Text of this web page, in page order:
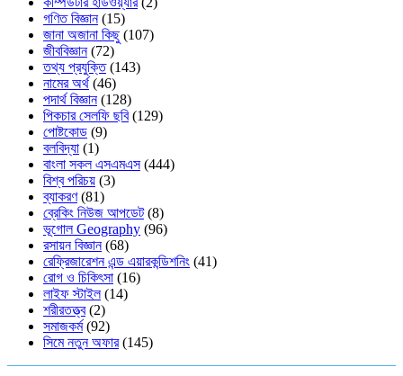
গণিত বিজ্ঞান(15)
জানা অজানা কিছু(107)
জীববিজ্ঞান(72)
তথ্য প্রযুক্তি(143)
নামের অর্থ (46)
পদার্থ বিজ্ঞান(128)
পিকচার সেলফি ছবি(129)
পোষ্টকোড (9)
বলবিদ্যা (1)
বাংলা সকল এসএমএস(444)
বিশ্ব পরিচয় (3)
ব্যাকরণ(81)
ব্রেকিং নিউজ আপডেট(8)
ভূগোল Geography (96)
রসায়ন বিজ্ঞান(68)
রেফ্রিজারেশন এন্ড এয়ারকন্ডিশনিং (41)
রোগ ও চিকিৎসা (16)
লাইফ স্টাইল(14)
শরীরতত্ত্ব(2)
সমাজকর্ম(92)
সিমে নতুন ‍অফার(145)